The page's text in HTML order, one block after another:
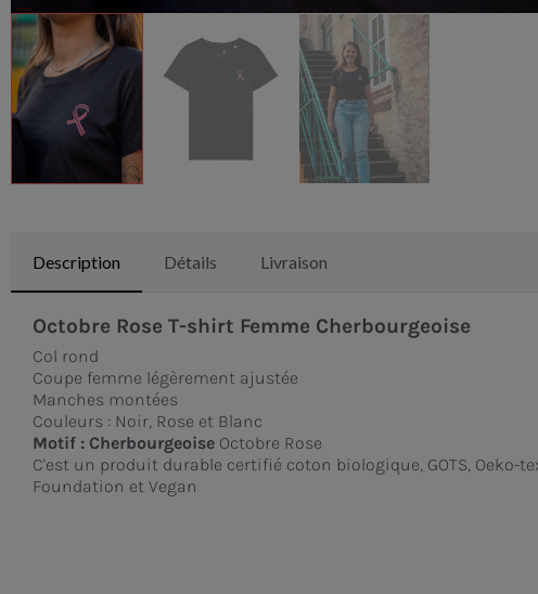
Description Détails Livraison
Octobre Rose T-shirt Femme Cherbourgeoise
Col rond
Coupe femme légèrement ajustée
Manches montées
Couleurs : Noir, Rose et Blanc
Motif : Cherbourgeoise Octobre Rose
C'est un produit durable certifié coton biologique, GOTS, Oeko-
Foundation et Vegan